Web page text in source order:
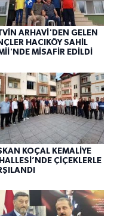
ARHAVİ'DEN GELEN
HACIKÖY SAHİL
MİSAFİR EDİLDİ
KOÇAL KEMALİYE
ÇİÇEKLERLE